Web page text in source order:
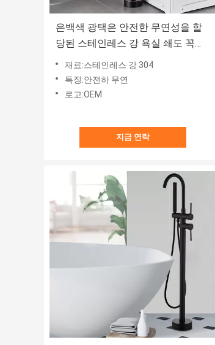
은백색 광택은 안전한 무연성을 할
당된 스테인레스 강 욕실 쇄도 꼭지
를 솔질했습니다
재료:스테인레스 강 304
특징:안전하 무연
로고:OEM
지금 연락